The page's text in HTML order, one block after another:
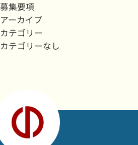
募集要項
アーカイブ
カテゴリー
カテゴリーなし